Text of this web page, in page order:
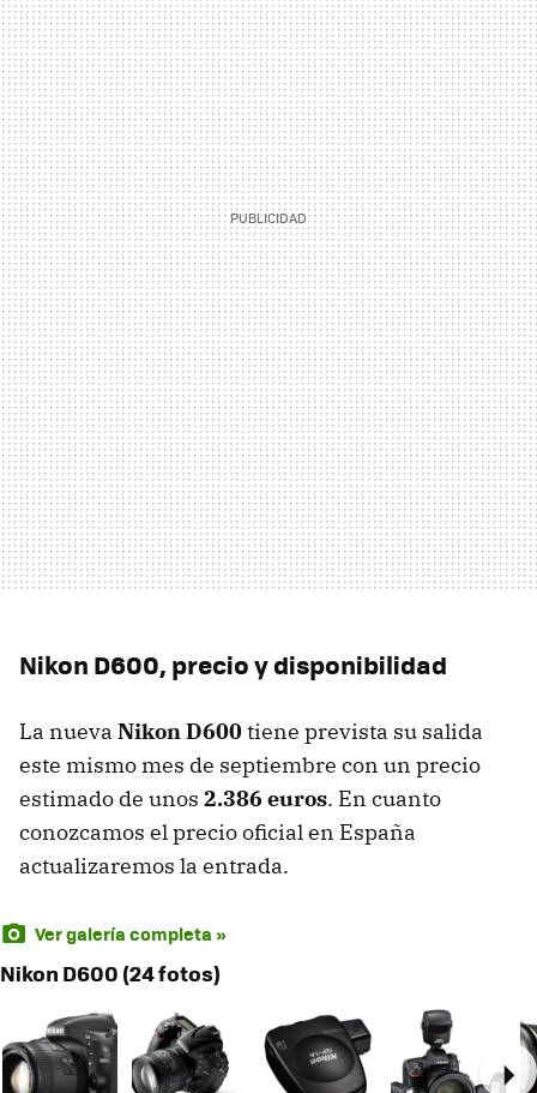
Nikon D600, precio y disponibilidad
La nueva Nikon D600tiene prevista su salida
este mismo mes de septiembre con un precio
estimado de unos 2.386 euros. En cuanto
conozcamos el precio oficial en España
actualizaremos la entrada.
Ver galería completa »
Nikon D600 (24 fotos)